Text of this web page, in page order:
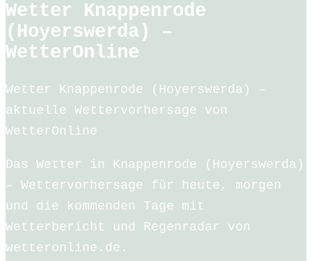
Wetter Knappenrode
(Hoyerswerda) –
WetterOnline
Wetter Knappenrode (Hoyerswerda) –
aktuelle Wettervorhersage von
WetterOnline
Das Wetter in Knappenrode (Hoyerswerda)
– Wettervorhersage für heute, morgen
und die kommenden Tage mit
Wetterbericht und Regenradar von
wetteronline.de.